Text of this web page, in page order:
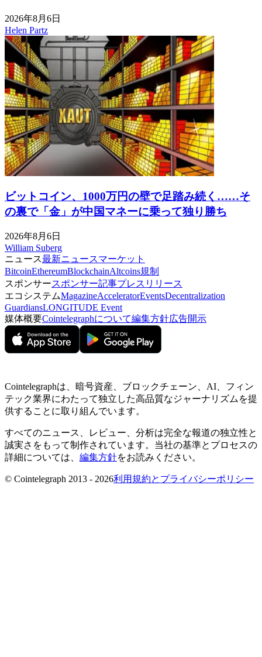
2026年8月6日
Helen Partz
ビットコイン、1000万円の壁で足踏み続く……そ
の裏で「金」が中国マネーに乗って独り勝ち
2026年8月6日
William Suberg
ニュース最新ニュースマーケット
BitcoinEthereumBlockchainAltcoins規制
スポンサースポンサー記事プレスリリース
エコシステムMagazineAcceleratorEventsDecentralization
GuardiansLONGITUDE Event
媒体概要Cointelegraphについて編集方針広告開示
Cointelegraphは、暗号資産、ブロックチェーン、AI、フィン
テック業界にわたって独立した高品質なジャーナリズムを提
供することに取り組んでいます。
すべてのニュース、レビュー、分析は完全な報道の独立性と
誠実さをもって制作されています。当社の基準とプロセスの
詳細については、 編集方針をお読みください。
© Cointelegraph 2013 - 2026利用規約とプライバシーポリシー